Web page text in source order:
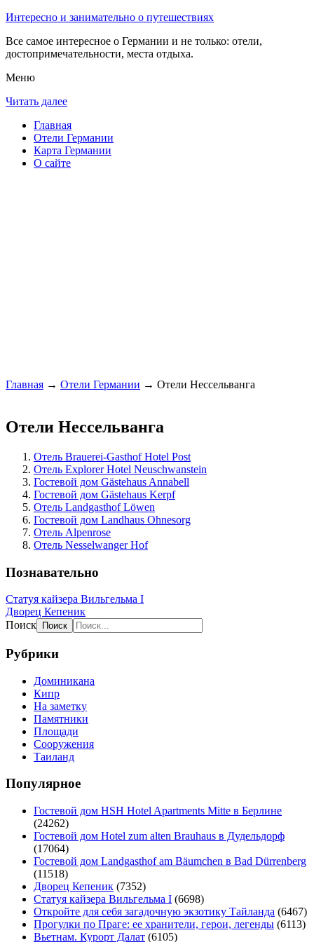
Интересно и занимательно о путешествиях
Все самое интересное о Германии и не только: отели,
достопримечательности, места отдыха.
Меню
Читать далее
Главная
Отели Германии
Карта Германии
О сайте
Главная → Отели Германии → Отели Нессельванга
Отели Нессельванга
Отель Brauerei-Gasthof Hotel Post
Отель Explorer Hotel Neuschwanstein
Гостевой дом Gästehaus Annabell
Гостевой дом Gästehaus Kerpf
Отель Landgasthof Löwen
Гостевой дом Landhaus Ohnesorg
Отель Alpenrose
Отель Nesselwanger Hof
Познавательно
Статуя кайзера Вильгельма I
Дворец Кепеник
Поиск
Рубрики
Доминикана
Кипр
На заметку
Памятники
Площади
Сооружения
Таиланд
Популярное
Гостевой дом HSH Hotel Apartments Mitte в Берлине
(24262)
Гостевой дом Hotel zum alten Brauhaus в Дудельдорф
(17064)
Гостевой дом Landgasthof am Bäumchen в Bad Dürrenberg
(11518)
Дворец Кепеник (7352)
Статуя кайзера Вильгельма I (6698)
Откройте для себя загадочную экзотику Тайланда (6467)
Прогулки по Праге: ее хранители, герои, легенды (6113)
Вьетнам. Курорт Далат (6105)